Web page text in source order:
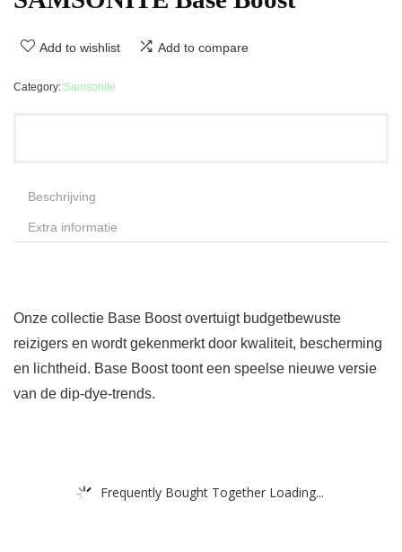
Add to wishlist Add to compare
Category: Samsonite
Beschrijving
Extra informatie
Onze collectie Base Boost overtuigt budgetbewuste
reizigers en wordt gekenmerkt door kwaliteit, bescherming
en lichtheid. Base Boost toont een speelse nieuwe versie
van de dip-dye-trends.
Frequently Bought Together Loading...